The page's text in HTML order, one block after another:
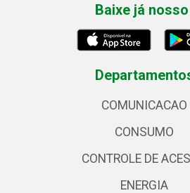
Baixe já
COMUNICACAO
CONSUMO
CONTROLE DE
ENERGIA